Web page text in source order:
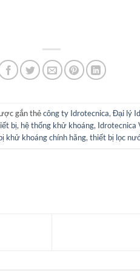
gắn thẻcông ty Idrotecnica, Đại lý
bị, hệ thống khử khoáng, Idrotecnica
khử khoáng chính hãng,thiết bị lọc